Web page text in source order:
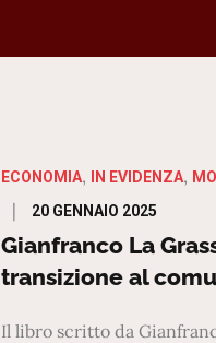
ECONOMIA IN EVIDENZA
Posted
on
20 GENNAIO 2025
Gianfranco La
transizione al
Il libro scritto da